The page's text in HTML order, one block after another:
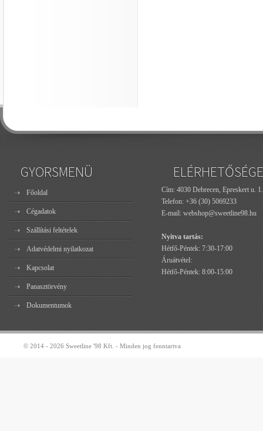
GYORSMENÜ
Főoldal
Cégadatok
Szállítási feltételek
Adatvédelmi nyilatkozat
Kapcsolat
Panasztörvény
Dokumentumok
Cím: 4030 Debrecen, Epreskert u. 1.
Telefon: +36 (30) 5069233
E-mail: webshop@sweetline98.hu
Nyitva tartás:
Hétfő-Péntek: 7:30-17:00
Áruátvétel:
Hétfő-Péntek: 8:00-15:00
© 2014 - 2026 Sweetline '98 Kft. - Minden jog fenntartva